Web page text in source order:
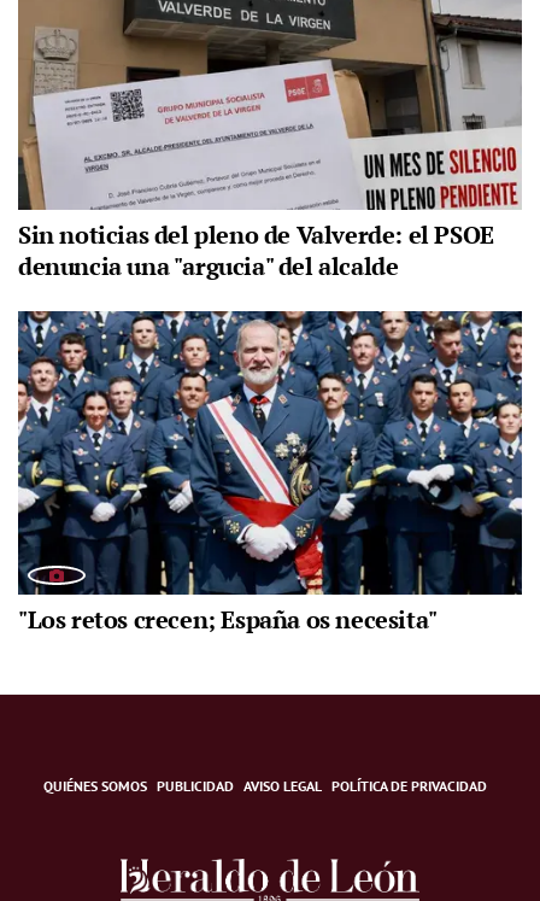
Sin noticias del pleno de Valverde: el PSOE
denuncia una "argucia" del alcalde
"Los retos crecen; España os necesita"
QUIÉNES SOMOS PUBLICIDAD AVISO LEGAL POLÍTICA DE PRIVACIDAD